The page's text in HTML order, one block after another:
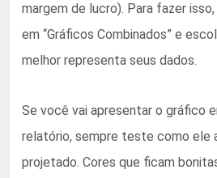
margem de lucro). Para fazer isso,
em “Gráficos Combinados” e
melhor representa seus dados.
Se você vai apresentar o gráfico
relatório, sempre teste como ele
projetado. Cores que ficam